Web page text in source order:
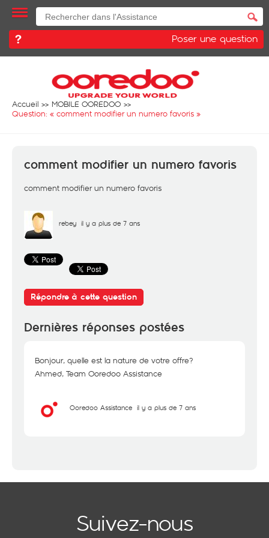
Poser une question
Accueil
MOBILE OOREDOO
Question: « comment modifier un numero favoris »
comment modifier un numero favoris
comment modifier un numero favoris
rebey il y a plus de 7 ans
Répondre à cette question
Dernières réponses postées
Bonjour, quelle est la nature de votre offre?
Ahmed, Team Ooredoo Assistance
Ooredoo Assistance il y a plus de 7 ans
Suivez-nous